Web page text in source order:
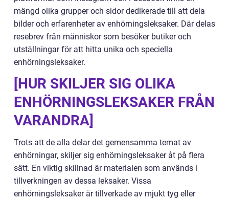
mängd olika grupper och sidor dedikerade till att dela
bilder och erfarenheter av enhörningsleksaker. Där delas
resebrev från människor som besöker butiker och
utställningar för att hitta unika och speciella
enhörningsleksaker.
[HUR SKILJER SIG OLIKA
ENHÖRNINGSLEKSAKER FRÅN
VARANDRA]
Trots att de alla delar det gemensamma temat av
enhörningar, skiljer sig enhörningsleksaker åt på flera
sätt. En viktig skillnad är materialen som används i
tillverkningen av dessa leksaker. Vissa
enhörningsleksaker är tillverkade av mjukt tyg eller